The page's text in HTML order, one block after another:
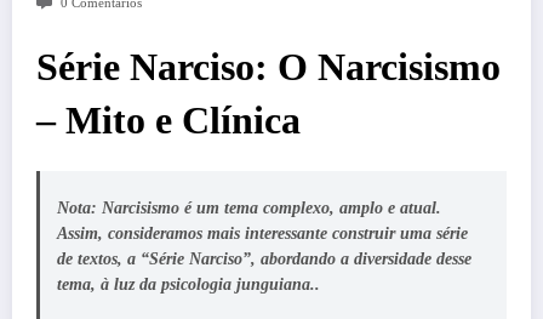
0 Comentários
Série Narciso: O Narcisismo
– Mito e Clínica
Nota: Narcisismo é um tema complexo, amplo e atual.
Assim, consideramosmais interessante construir uma série
de textos, a “Série Narciso”, abordando a diversidade desse
tema, à luz da psicologia junguiana..